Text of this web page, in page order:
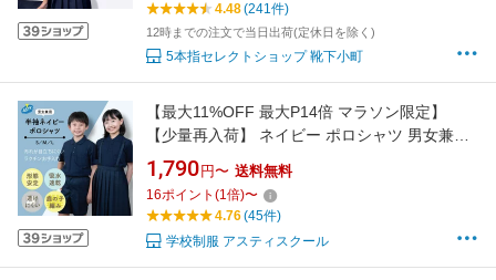
4.48(241件)
12時までの注文で当日出荷(定休日を除く)
5本指セレクトショップ 靴下小町
【最大11%OFF 最大P14倍 マラソン限定】
【少量再入荷】 ネイビー ポロシャツ 男女兼用
中学生 高校生 小学生 男子 キッズ 半袖 紺 シャ
ツ 制服 通学 小学生 子供 中学 高校 小学校 通販
学生服 通学 学校 スクールシャツ 学童 スクール
さわやか S M L
1,790 円〜 送料無料
16ポイント (1倍)〜
4.76(45件)
学校制服 アスティスクール